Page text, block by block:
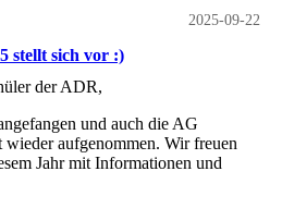
2025-09-22
stellt sich vor :)
der ADR,
und auch die AG
aufgenommen. Wir freuen
Jahr mit Informationen und